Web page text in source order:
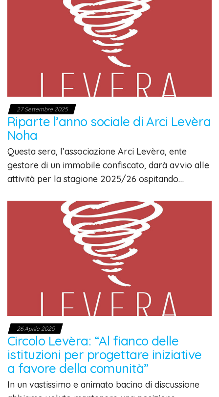
27 Settembre 2025
Riparte l’anno sociale di Arci Levèra
Noha
Questa sera, l’associazione Arci Levèra, ente
gestore di un immobile confiscato, darà avvio alle
attività per la stagione 2025/26 ospitando…
26 Aprile 2025
Circolo Levèra: “Al fianco delle
istituzioni per progettare iniziative
a favore della comunità”
In un vastissimo e animato bacino di discussione